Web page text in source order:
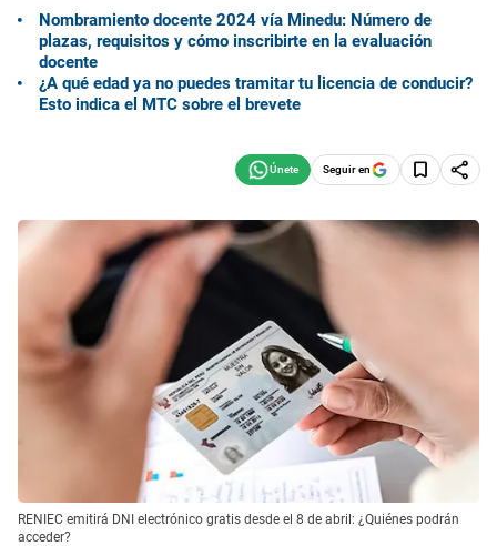
Nombramiento docente 2024 vía Minedu: Número de
plazas, requisitos y cómo inscribirte en la evaluación
docente
¿A qué edad ya no puedes tramitar tu licencia de conducir?
Esto indica el MTC sobre el brevete
Seguir en
RENIEC emitirá DNI electrónico gratis desde el 8 de abril: ¿Quiénes podrán
acceder?